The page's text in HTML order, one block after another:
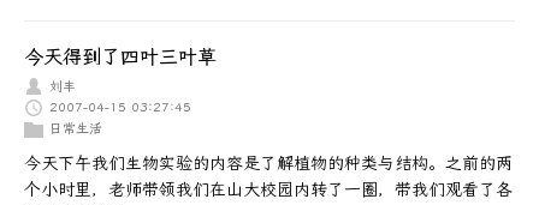
今天得到了四叶三叶草
刘丰
2007-04-15 03:27:45
日常生活
今天下午我们生物实验的内容是了解植物的种类与结构。之前的两
个小时里，老师带领我们在山大校园内转了一圈，带我们观看了各